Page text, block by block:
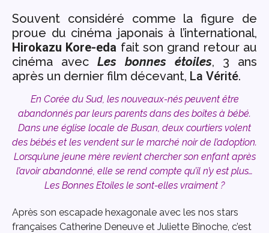
Souvent considéré comme la figure de
proue du cinéma japonais à l’international,
Hirokazu Kore-eda fait son grand retour au
cinéma avec Les bonnes étoiles, 3 ans
après un dernier film décevant, La Vérité.
En Corée du Sud, les nouveaux-nés peuvent être
abandonnés par leurs parents dans des boîtes à bébé.
Dans une église locale de Busan, deux courtiers volent
des bébés et les vendent sur le marché noir de l’adoption.
Lorsqu’une jeune mère revient chercher son enfant après
l’avoir abandonné, elle se rend compte qu’il n’y est plus…
Les Bonnes Etoiles le sont-elles vraiment ?
Après son escapade hexagonale avec les nos stars
françaises Catherine Deneuve et Juliette Binoche, c’est